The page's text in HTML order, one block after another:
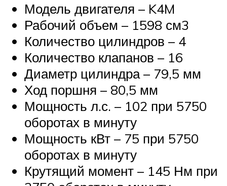
Модель двигателя – K4M
Рабочий объем – 1598 см3
Количество цилиндров – 4
Количество клапанов – 16
Диаметр цилиндра – 79,5 мм
Ход поршня – 80,5 мм
Мощность л.с. – 102 при 5750
оборотах в минуту
Мощность кВт – 75 при 5750
оборотах в минуту
Крутящий момент – 145 Нм при